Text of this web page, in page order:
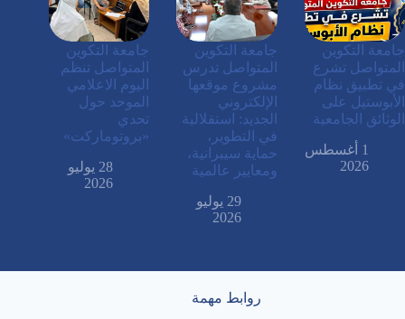
جامعة التكوين
المتواصل تشرع
في تطبيق نظام
الأبوستيل على
الوثائق الجامعية
1 أغسطس
2026
جامعة التكوين
المتواصل تدرس
مشروع موقعها
الإلكتروني
الجديد: استقلالية
في التطوير،
حماية سيبرانية،
ومعايير عالمية
29 يوليو
2026
جامعة التكوين
المتواصل تنظم
اليوم الاعلامي
الموحد حول
تحدي
«بروتوماركت»
28 يوليو
2026
روابط مهمة